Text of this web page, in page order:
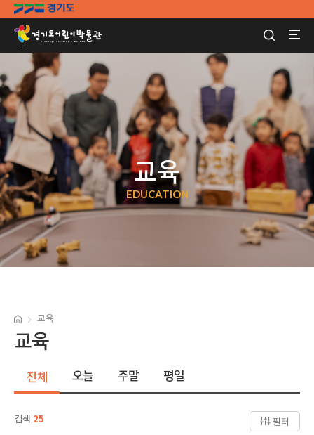
교육
EDUCATION
교육
교육
전체 오늘 주말 평일
검색 25 필터